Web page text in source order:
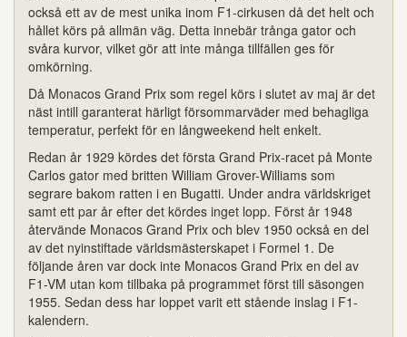
också ett av de mest unika inom F1-cirkusen då det helt och
hållet körs på allmän väg. Detta innebär trånga gator och
svåra kurvor, vilket gör att inte många tillfällen ges för
omkörning.
Då Monacos Grand Prix som regel körs i slutet av maj är det
näst intill garanterat härligt försommarväder med behagliga
temperatur, perfekt för en långweekend helt enkelt.
Redan år 1929 kördes det första Grand Prix-racet på Monte
Carlos gator med britten William Grover-Williams som
segrare bakom ratten i en Bugatti. Under andra världskriget
samt ett par år efter det kördes inget lopp. Först år 1948
återvände Monacos Grand Prix och blev 1950 också en del
av det nyinstiftade världsmästerskapet i Formel 1. De
följande åren var dock inte Monacos Grand Prix en del av
F1-VM utan kom tillbaka på programmet först till säsongen
1955. Sedan dess har loppet varit ett stående inslag i F1-
kalendern.